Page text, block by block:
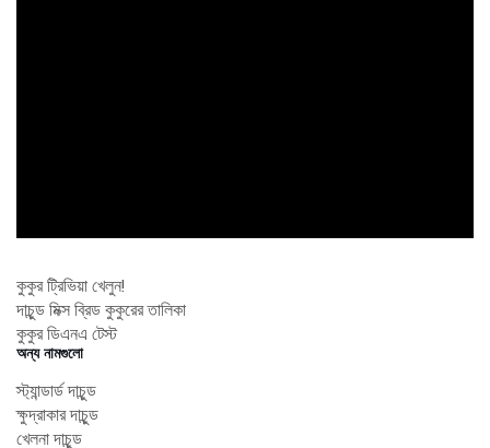
কুকুর ট্রিভিয়া খেলুন!
দাচুন্ড মিক্স ব্রিড কুকুরের তালিকা
কুকুর ডিএনএ টেস্ট
অন্য নামগুলো
স্ট্যান্ডার্ড দাচুন্ড
ক্ষুদ্রাকার দাচুন্ড
খেলনা দাচুন্ড